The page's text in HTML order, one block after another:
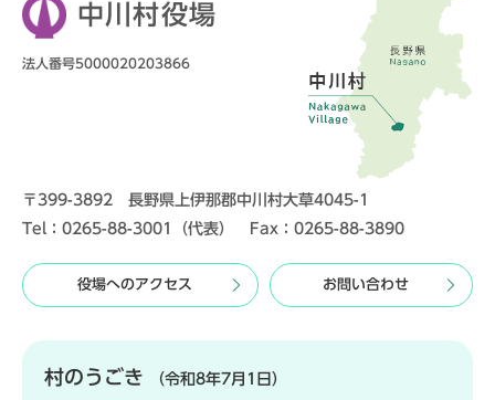
中川村役場
法人番号5000020203866
〒399-3892 長野県上伊那郡中川村大草4045-1
Tel：0265-88-3001（代表） Fax：0265-88-3890
役場へのアクセス お問い合わせ
村のうごき （令和8年7月1日）